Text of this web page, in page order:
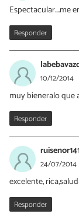
Espectacular....me
Responder
10/12/2014
muy bieneralo que
Responder
24/07/2014
excelente,
Responder